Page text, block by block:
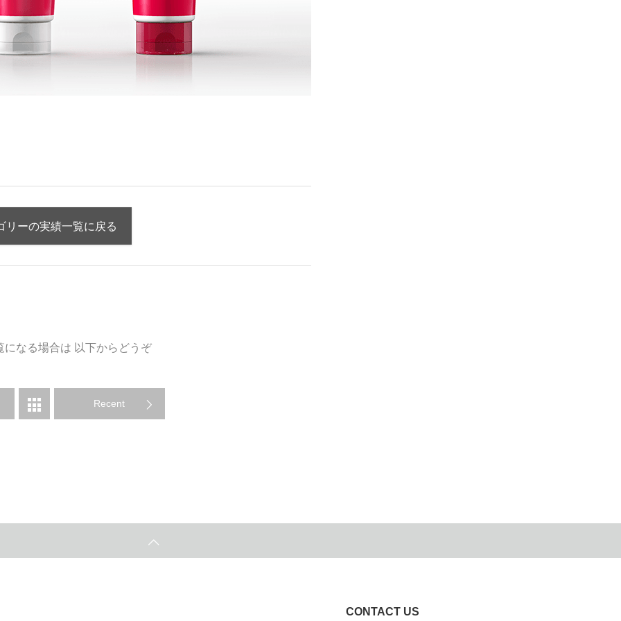
リーの実績一覧に戻る
になる場合は 以下からどうぞ
Recent
CONTACT US